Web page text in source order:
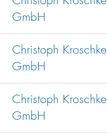
GmbH
Christoph Kroschke
GmbH
Christoph Kroschke
GmbH